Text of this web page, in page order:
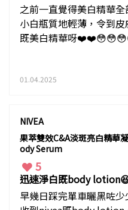
之前一直覺得美白精華
小白瓶質地輕薄，令到
既美白精華呀
01.04.2025
NIVEA
果萃雙效C&A淡斑亮白精華
ody Serum
5
迅速淨白既body
早幾日踩完單車曬黑咗